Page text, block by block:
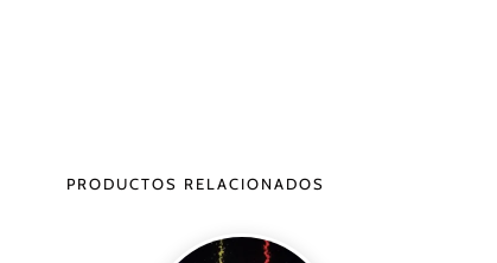
PRODUCTOS RELACIONADOS